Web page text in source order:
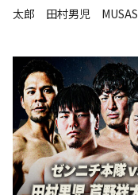
太郎 田村男児